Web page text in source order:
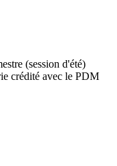
(session d'été)
crédité avec le PDM